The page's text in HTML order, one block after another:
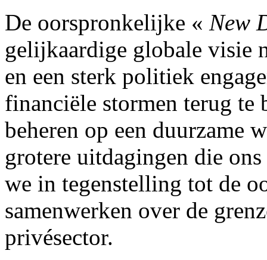
De oorspronkelijke « New
gelijkaardige globale visie
en een sterk politiek
financiële stormen terug te
beheren op een duurzame
grotere uitdagingen die
we in tegenstelling tot de
samenwerken over de
privésector.